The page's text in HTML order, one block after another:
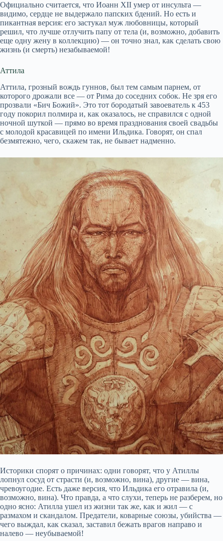
Официально считается, что Иоанн XII умер от инсульта —
видимо, сердце не выдержало папских бдений. Но есть и
пикантная версия: его застукал муж любовницы, который
решил, что лучше отлучить папу от тела (и, возможно, добавить
еще одну жену в коллекцию) — он точно знал, как сделать свою
жизнь (и смерть) незабываемой!
Аттила
Аттила, грозный вождь гуннов, был тем самым парнем, от
которого дрожали все — от Рима до соседних собок. Не зря его
прозвали «Бич Божий». Это тот бородатый завоеватель к 453
году покорил полмира и, как оказалось, не справился с одной
ночной шуткой — прямо во время празднования своей свадьбы
с молодой красавицей по имени Ильдика. Говорят, он спал
безмятежно, чего, скажем так, не бывает надменно.
Историки спорят о причинах: одни говорят, что у Атиллы
лопнул сосуд от страсти (и, возможно, вина), другие — вина,
чревоугодие. Есть даже версия, что Ильдика его отравила (и,
возможно, вина). Что правда, а что слухи, теперь не разберем, но
одно ясно: Атилла ушел из жизни так же, как и жил — с
размахом и скандалом. Предатели, коварные союзы, убийства —
чего выждал, как сказал, заставил бежать врагов направо и
налево — неубываемой!